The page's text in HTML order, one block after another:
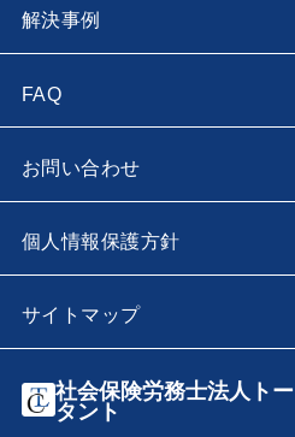
社会保険労務士法人ト
タント
解決事例
FAQ
お問い合わせ
個人情報保護方針
サイトマップ